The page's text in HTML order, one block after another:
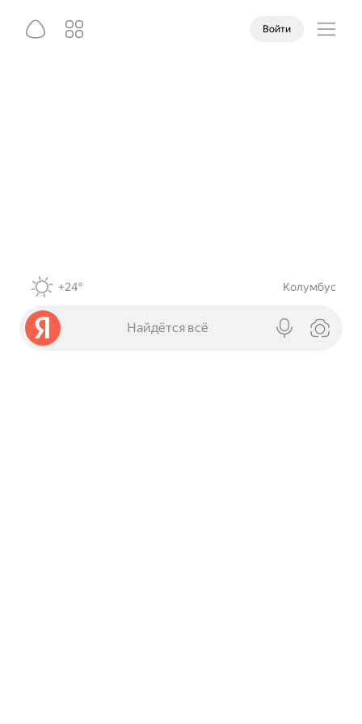
Войти
+24° Колумбус
Найдётся всё